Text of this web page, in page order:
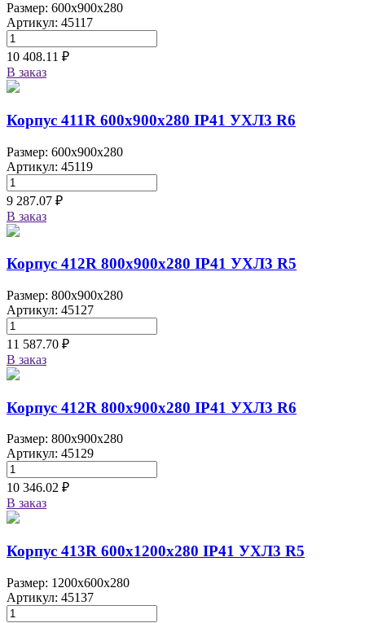
Размер: 600x900x280
Артикул: 45117
10 408.11 ₽
В заказ
Корпус 411R 600х900х280 IP41 УХЛ3 R6
Размер: 600x900x280
Артикул: 45119
9 287.07 ₽
В заказ
Корпус 412R 800х900х280 IP41 УХЛ3 R5
Размер: 800x900x280
Артикул: 45127
11 587.70 ₽
В заказ
Корпус 412R 800х900х280 IP41 УХЛ3 R6
Размер: 800x900x280
Артикул: 45129
10 346.02 ₽
В заказ
Корпус 413R 600х1200х280 IP41 УХЛ3 R5
Размер: 1200x600x280
Артикул: 45137